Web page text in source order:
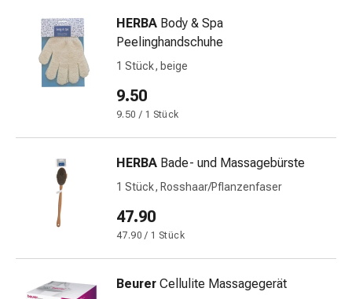
Pflasterbinden,
Tapes
Schlauch-
Netzverbände
Verbandsmaterial
Sonnenbrand
Verbandwechsel-
Wundbehandlung
HERBA Body & Spa
Peelinghandschuhe
1 Stück, beige
9.50
9.50 / 1 Stück
HERBA Bade- und Massagebürste
1 Stück, Rosshaar/Pflanzenfaser
47.90
47.90 / 1 Stück
Beurer Cellulite Massagegerät